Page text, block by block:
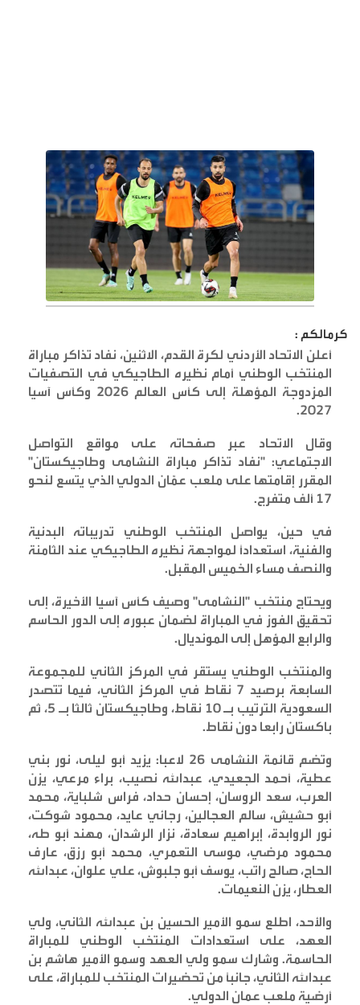
كرمالكم :
أعلن الاتحاد الأردني لكرة القدم، الاثنين، نفاد تذاكر مباراة
المنتخب الوطني أمام نظيره الطاجيكي في التصفيات
المزدوجة المؤهلة إلى كأس العالم 2026 وكأس آسيا
2027
.
وقال الاتحاد عبر صفحاته على مواقع التواصل
الاجتماعي: "نفاد تذاكر مباراة النشامى وطاجيكستان"
المقرر إقامتها على ملعب عمّان الدولي الذي يتسع لنحو
17 ألف متفرج
.
في حين، يواصل المنتخب الوطني تدريباته البدنية
والفنية، استعداداً لمواجهة نظيره الطاجيكي عند الثامنة
والنصف مساء الخميس المقبل.
ويحتاج منتخب "النشامى" وصيف كأس آسيا الأخيرة، إلى
تحقيق الفوز في المباراة لضمان عبوره إلى الدور الحاسم
والرابع المؤهل إلى المونديال.
والمنتخب الوطني يستقر في المركز الثاني للمجموعة
السابعة برصيد 7 نقاط في المركز الثاني، فيما تتصدر
السعودية الترتيب بـ 10 نقاط، وطاجيكستان ثالثا بـ 5، ثم
باكستان رابعا دون نقاط.
وتضم قائمة النشامى 26 لاعبا: يزيد أبو ليلى، نور بني
عطية، أحمد الجعيدي، عبدالله نصيب، براء مرعي، يزن
العرب، سعد الروسان، إحسان حداد، فراس شلباية، محمد
أبو حشيش، سالم العجالين، رجائي عايد، محمود شوكت،
نور الروابدة، إبراهيم سعادة، نزار الرشدان، مهند أبو طه،
محمود مرضي، موسى التعمري، محمد أبو رزق، عارف
الحاج، صالح راتب، يوسف أبو جلبوش، علي علوان، عبدالله
العطار، يزن النعيمات.
والأحد، اطلع سمو الأمير الحسين بن عبدالله الثاني، ولي
العهد، على استعدادات المنتخب الوطني للمباراة
الحاسمة. وشارك سمو ولي العهد وسمو الأمير هاشم بن
عبدالله الثاني، جانباً من تحضيرات المنتخب للمباراة، على
أرضية ملعب عمان الدولي.